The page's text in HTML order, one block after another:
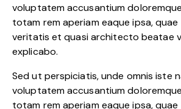
voluptatem accusantium
totam rem aperiam eaque ipsa,
veritatis et quasi architecto beatae
explicabo.
Sed ut perspiciatis, unde omnis iste
voluptatem accusantium
totam rem aperiam eaque ipsa,